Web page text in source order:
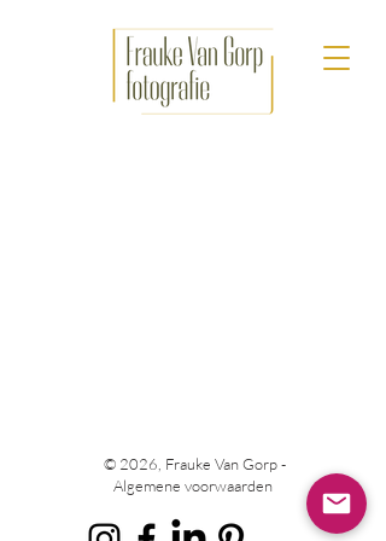
© 2026, Frauke Van Gorp -
Algemene voorwaarden